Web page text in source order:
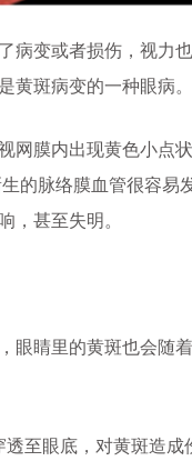
变或者损伤，视力
黄斑病变的一种眼病。
膜内出现黄色小点
的脉络膜血管很容易
，甚至失明。
睛里的黄斑也会随
至眼底，对黄斑造成